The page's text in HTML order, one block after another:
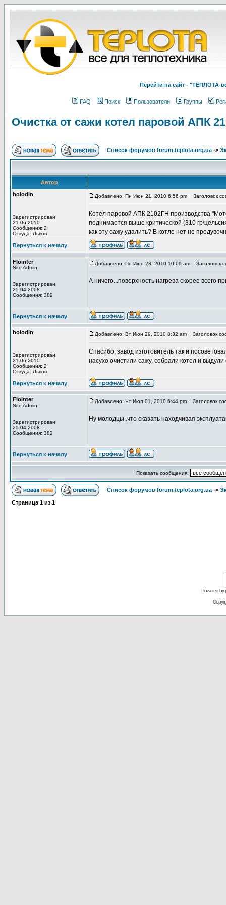
Перейти на cайт -
FAQ Поиск Пользователи Группы
Очистка от сажи котел паровой АПК
Список форумов forum.teplota.org.ua ->
Автор
holodin
Зарегистрирован:
21.06.2010
Сообщения: 2
Откуда: Львов
Добавлено: Пн Июн 21, 2010 6:56 pm Заголовок
Котел паровой АПК 2102ГН производства
поднимается выше критической (310
как эту сажу удалить? В котле нет не
Вернуться к началу
Flointer
Site Admin
Зарегистрирован:
25.04.2008
Сообщения: 382
Добавлено: Пн Июн 28, 2010 10:09 am Заголовок
А ничего...поверхность нагрева скорее всего
Вернуться к началу
holodin
Зарегистрирован:
21.06.2010
Сообщения: 2
Откуда: Львов
Добавлено: Вт Июн 29, 2010 8:32 am Заголовок
Спасибо, завод изготовитель так и
насухо очистили сажу, собрали котел и
Вернуться к началу
Flointer
Site Admin
Зарегистрирован:
25.04.2008
Сообщения: 382
Добавлено: Чт Июл 01, 2010 6:44 pm Заголовок
Ну молодцы..что сказать находчивая
Вернуться к началу
Показать сообщения:
Список форумов forum.teplota.org.ua ->
Страница 1 из 1
Powered by